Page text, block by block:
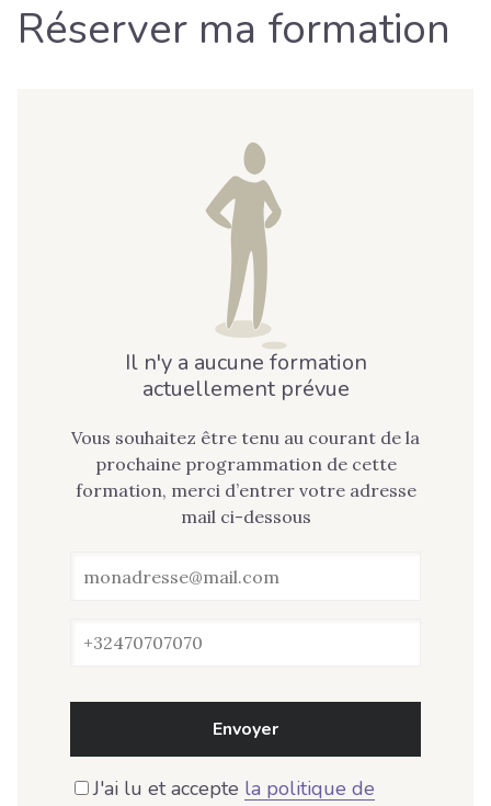
Réserver ma formation
Il n'y a aucune formation
actuellement prévue
Vous souhaitez être tenu au courant de la
prochaine programmation de cette
formation, merci d’entrer votre adresse
mail ci-dessous
J'ai lu et accepte la politique de
Envoyer